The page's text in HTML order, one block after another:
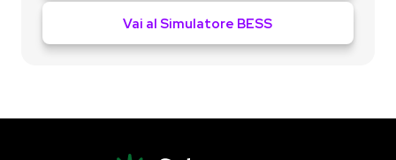
Vai al Simulatore BESS